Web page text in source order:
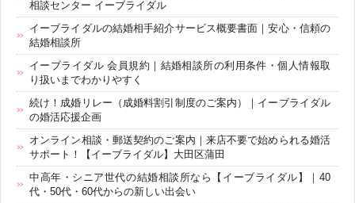
相談センター イーブライダル
イーブライダルの結婚相手紹介サービス概要書面｜安心・信頼の
結婚相談所
イーブライダル 会員規約｜結婚相談所の利用条件・個人情報取
り扱いまでわかりやすく
続け！成婚リレー（成婚料割引制度のご案内）｜イーブライダル
の婚活応援企画
オンライン相談・郵送契約のご案内｜来店不要で始められる婚活
サポート！【イーブライダル】大田区蒲田
中高年・シニア世代の結婚相談所なら【イーブライダル】｜40
代・50代・60代からの新しい出会い